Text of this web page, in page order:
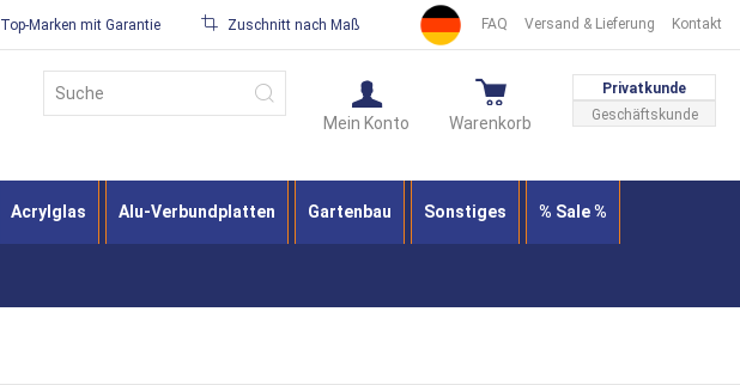
FAQ Versand & Lieferung Kontakt
Top-Marken mit Garantie Zuschnitt nach Maß
Privatkunde
Geschäftskunde
Warenkorb
Mein Konto
Suche
Acrylglas Alu-Verbundplatten Gartenbau Sonstiges % Sale %